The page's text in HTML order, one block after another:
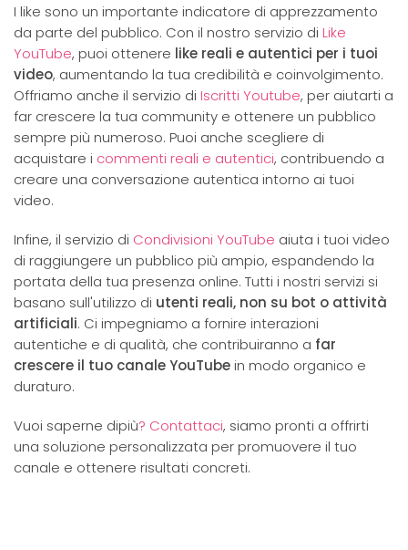
I like sono un importante indicatore di apprezzamento
da parte del pubblico. Con il nostro servizio di Like
YouTube, puoi ottenere like reali e autentici per i tuoi
video, aumentando la tua credibilità e coinvolgimento.
Offriamo anche il servizio di Iscritti Youtube, per aiutarti a
far crescere la tua community e ottenere un pubblico
sempre più numeroso. Puoi anche scegliere di
acquistare i commenti reali e autentici, contribuendo a
creare una conversazione autentica intorno ai tuoi
video.
Infine, il servizio di Condivisioni YouTube aiuta i tuoi video
di raggiungere un pubblico più ampio, espandendo la
portata della tua presenza online. Tutti i nostri servizi si
basano sull'utilizzo di utenti reali, non su bot o attività
artificiali. Ci impegniamo a fornire interazioni
autentiche e di qualità, che contribuiranno a far
crescere il tuo canale YouTubein modo organico e
duraturo.
Vuoi saperne dipiù? Contattaci, siamo pronti a offrirti
una soluzione personalizzata per promuovere il tuo
canale e ottenere risultati concreti.